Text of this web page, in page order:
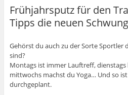
Frühjahrsputz für den
Tipps die neuen
Gehörst du auch zu der Sorte Sportler
sind?
Montags ist immer Lauftreff,
mittwochs machst du Yoga… Und so
durchgeplant.